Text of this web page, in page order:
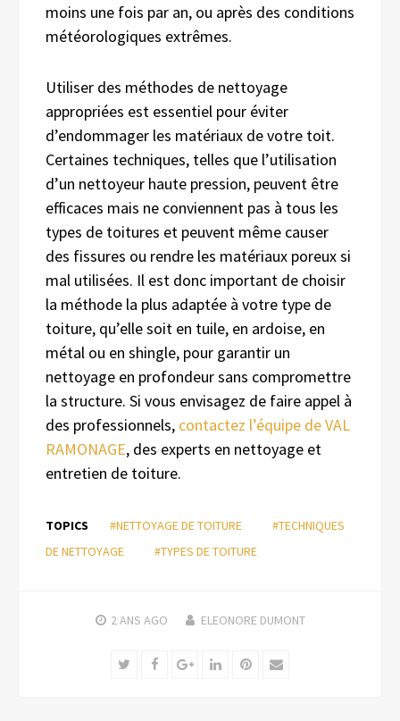
moins une fois par an, ou après des conditions
météorologiques extrêmes.
Utiliser des méthodes de nettoyage
appropriées est essentiel pour éviter
d’endommager les matériaux de votre toit.
Certaines techniques, telles que l’utilisation
d’un nettoyeur haute pression, peuvent être
efficaces mais ne conviennent pas à tous les
types de toitures et peuvent même causer
des fissures ou rendre les matériaux poreux si
mal utilisées. Il est donc important de choisir
la méthode la plus adaptée à votre type de
toiture, qu’elle soit en tuile, en ardoise, en
métal ou en shingle, pour garantir un
nettoyage en profondeur sans compromettre
la structure. Si vous envisagez de faire appel à
des professionnels, contactez l’équipe de VAL
RAMONAGE, des experts en nettoyage et
entretien de toiture.
TOPICS #NETTOYAGE DE TOITURE
#TECHNIQUES
DE NETTOYAGE
#TYPES DE TOITURE
2 ANS AGO ELEONORE DUMONT
TwitterFacebookGoogle+LinkedInPinterest
Email